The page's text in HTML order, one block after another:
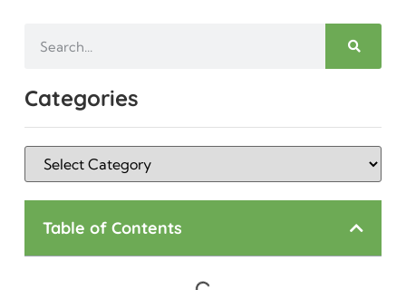
Categories
Table of Contents